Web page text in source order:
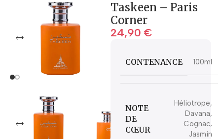
Taskeen – Paris
Corner
24,90 €
CONTENANCE 100ml
NOTE
DE
CŒUR
Héliotrope,
Davana,
Cognac,
Jasmin